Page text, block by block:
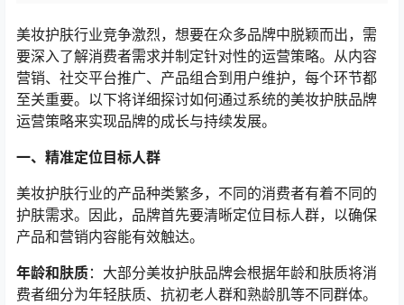
美妆护肤行业竞争激烈，想要在众多品牌中脱颖而出，需
要深入了解消费者需求并制定针对性的运营策略。从内容
营销、社交平台推广、产品组合到用户维护，每个环节都
至关重要。以下将详细探讨如何通过系统的美妆护肤品牌
运营策略来实现品牌的成长与持续发展。
一、精准定位目标人群
美妆护肤行业的产品种类繁多，不同的消费者有着不同的
护肤需求。因此，品牌首先要清晰定位目标人群，以确保
产品和营销内容能有效触达。
年龄和肤质：大部分美妆护肤品牌会根据年龄和肤质将消
费者细分为年轻肤质、抗初老人群和熟龄肌等不同群体。